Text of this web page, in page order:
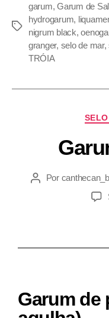
garum,Garum de
hydrogarum,
nigrum black,
granger, selo de mar,
TRÓIA
Por
Garum de